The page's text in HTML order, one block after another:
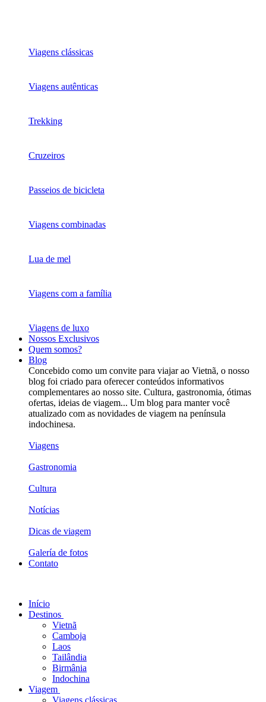
Viagens clássicas
Viagens autênticas
Trekking
Cruzeiros
Passeios de bicicleta
Viagens combinadas
Lua de mel
Viagens com a família
Viagens de luxo
Nossos Exclusivos
Quem somos?
Blog
Concebido como um convite para viajar ao Vietnã, o nosso
blog foi criado para oferecer conteúdos informativos
complementares ao nosso site. Cultura, gastronomia, ótimas
ofertas, ideias de viagem... Um blog para manter você
atualizado com as novidades de viagem na península
indochinesa.
Viagens
Gastronomia
Cultura
Notícias
Dicas de viagem
Galería de fotos
Contato
Início
Destinos
Vietnã
Camboja
Laos
Tailândia
Birmânia
Indochina
Viagem
Viagens clássicas